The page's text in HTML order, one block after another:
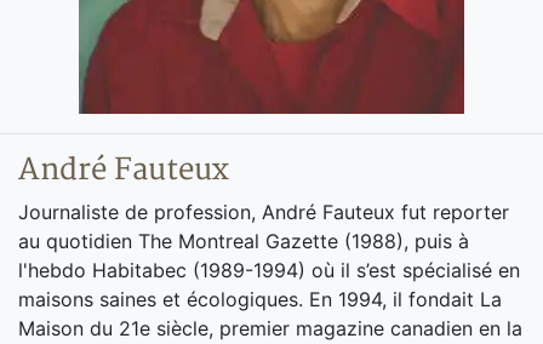
André Fauteux
Journaliste de profession, André Fauteux fut reporter
au quotidien The Montreal Gazette (1988), puis à
l'hebdo Habitabec (1989-1994) où il s’est spécialisé en
maisons saines et écologiques. En 1994, il fondait La
Maison du 21e siècle, premier magazine canadien en la